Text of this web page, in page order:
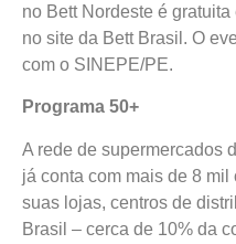
no Bett Nordeste é
no site da Bett Brasil. O
com o SINEPE/PE.
Programa 50+
A rede de supermercados
já conta com mais de 8
suas lojas, centros de
Brasil – cerca de 10% da